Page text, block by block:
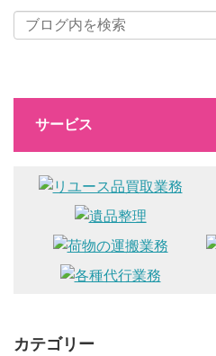
サービス
カテゴリー